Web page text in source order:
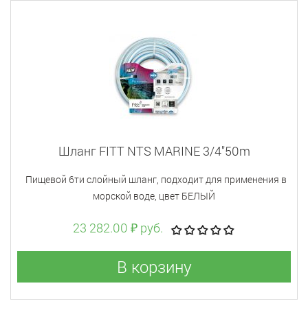
Шланг FITT NTS MARINE 3/4"50m
Пищевой 6ти слойный шланг, подходит для применения в
морской воде, цвет БЕЛЫЙ
23 282.00 ₽ руб.
В корзину